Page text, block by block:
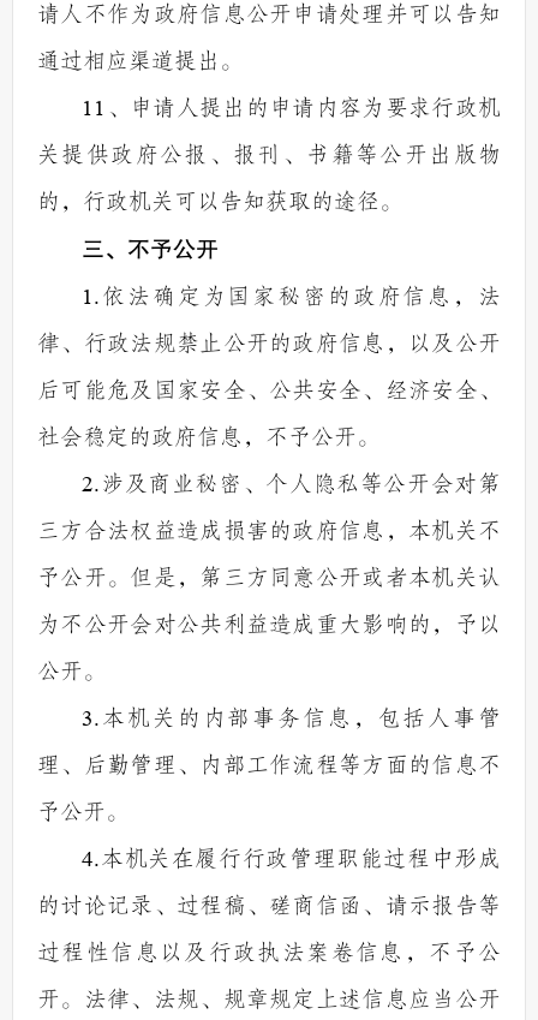
请人不作为政府信息公开申请处理并可以告知
通过相应渠道提出。
11 、申请人提出的申请内容为要求行政机
关提供政府公报、报刊、书籍等公开出版物
的，行政机关可以告知获取的途径。
三、不予公开
1.依法确定为国家秘密的政府信息，法
律、行政法规禁止公开的政府信息，以及公开
后可能危及国家安全、公共安全、经济安全、
社会稳定的政府信息，不予公开。
2.涉及商业秘密、个人隐私等公开会对第
三方合法权益造成损害的政府信息，本机关不
予公开。但是，第三方同意公开或者本机关认
为不公开会对公共利益造成重大影响的，予以
公开。
3.本机关的内部事务信息，包括人事管
理、后勤管理、内部工作流程等方面的信息不
予公开。
4.本机关在履行行政管理职能过程中形成
的讨论记录、过程稿、磋商信函、请示报告等
过程性信息以及行政执法案卷信息，不予公
开。法律、法规、规章规定上述信息应当公开